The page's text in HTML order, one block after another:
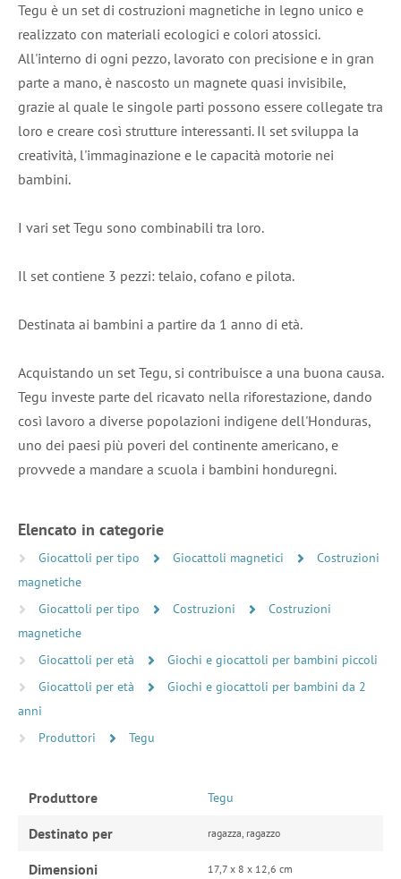
Tegu è un set di costruzioni magnetiche in legno unico e
realizzato con materiali ecologici e colori atossici.
All'interno di ogni pezzo, lavorato con precisione e in gran
parte a mano, è nascosto un magnete quasi invisibile,
grazie al quale le singole parti possono essere collegate tra
loro e creare così strutture interessanti. Il set sviluppa la
creatività, l'immaginazione e le capacità motorie nei
bambini.
I vari set Tegu sono combinabili tra loro.
Il set contiene 3 pezzi: telaio, cofano e pilota.
Destinata ai bambini a partire da 1 anno di età.
Acquistando un set Tegu, si contribuisce a una buona causa.
Tegu investe parte del ricavato nella riforestazione, dando
così lavoro a diverse popolazioni indigene dell'Honduras,
uno dei paesi più poveri del continente americano, e
provvede a mandare a scuola i bambini honduregni.
Elencato in categorie
Giocattoli per tipo Giocattoli magnetici
Costruzioni
magnetiche
Giocattoli per tipo
Costruzioni
Costruzioni
magnetiche
Giocattoli per età
Giochi e giocattoli per bambini piccoli
Giocattoli per età
Giochi e giocattoli per bambini da 2
anni
Produttori
Tegu
Produttore Tegu
Destinato per ragazza, ragazzo
Dimensioni 17,7 x 8 x 12,6 cm